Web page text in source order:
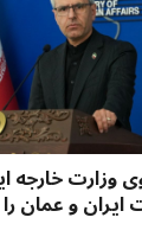
وزارت خارجه
ایران و عمان